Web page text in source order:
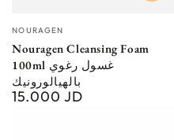
Vendor:
NOURAGEN
Nouragen Cleansing Foam
100ml غسول رغوي
بالهيالورونيك
Regular
15.000 JD